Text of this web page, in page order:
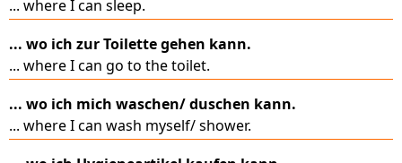
... where I can sleep.
... wo ich zur Toilette gehen kann.
... where I can go to the toilet.
... wo ich mich waschen/ duschen kann.
... where I can wash myself/ shower.